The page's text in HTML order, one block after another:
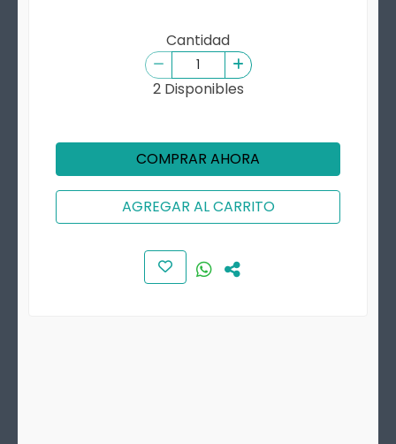
Cantidad
2 Disponibles
COMPRAR AHORA
AGREGAR AL CARRITO